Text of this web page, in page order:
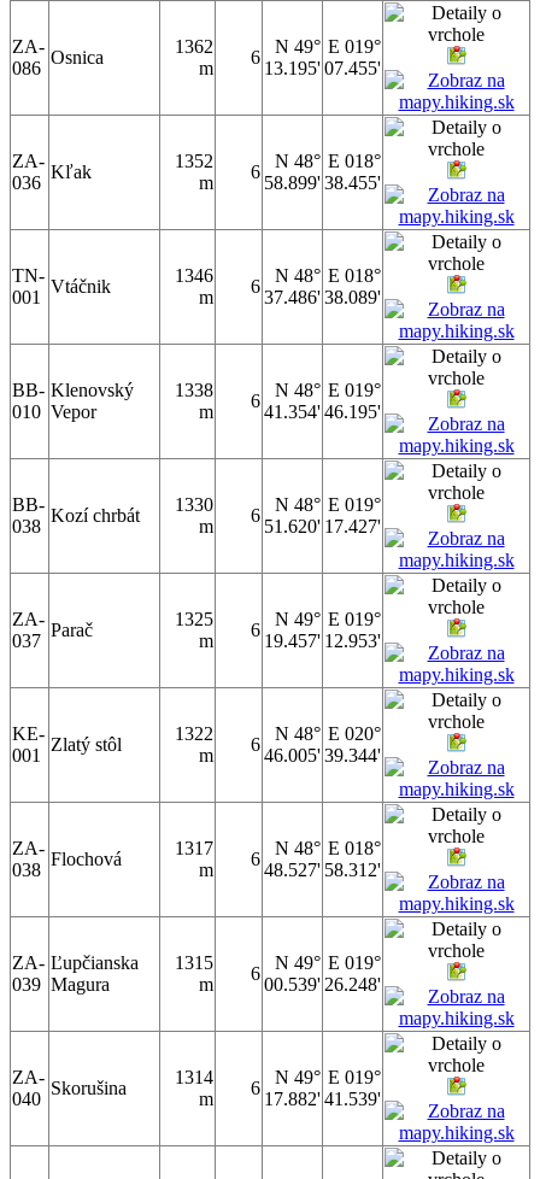
ZA-
086
Osnica
1362
m
6
N 49°
13.195'
E 019°
07.455'
ZA-
036
Kľak
1352
m
6
N 48°
58.899'
E 018°
38.455'
TN-
001
Vtáčnik
1346
m
6
N 48°
37.486'
E 018°
38.089'
BB-
010
Klenovský
Vepor
1338
m
6
N 48°
41.354'
E 019°
46.195'
BB-
038
Kozí chrbát
1330
m
6
N 48°
51.620'
E 019°
17.427'
ZA-
037
Parač
1325
m
6
N 49°
19.457'
E 019°
12.953'
KE-
001
Zlatý stôl
1322
m
6
N 48°
46.005'
E 020°
39.344'
ZA-
038
Flochová
1317
m
6
N 48°
48.527'
E 018°
58.312'
ZA-
039
Ľupčianska
Magura
1315
m
6
N 49°
00.539'
E 019°
26.248'
ZA-
040
Skorušina
1314
m
6
N 49°
17.882'
E 019°
41.539'